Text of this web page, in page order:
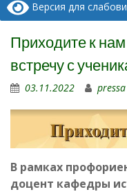
Версия для
Приходите к
встречу с
03.11.2022 pressa
В рамках
доцент кафедры